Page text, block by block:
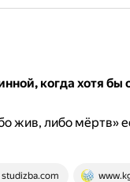
когда хотя
жив, либо мёртв»
studizba.com